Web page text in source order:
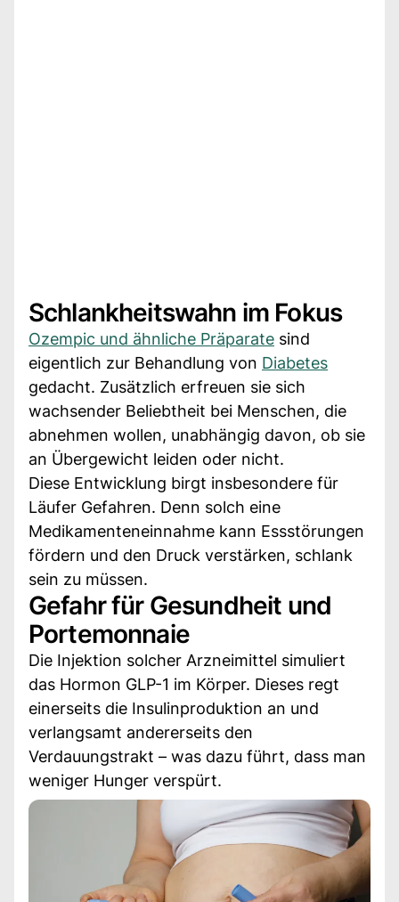
Schlankheitswahn im Fokus
Ozempic und ähnliche Präparate sind
eigentlich zur Behandlung von Diabetes
gedacht. Zusätzlich erfreuen sie sich
wachsender Beliebtheit bei Menschen, die
abnehmen wollen, unabhängig davon, ob sie
an Übergewicht leiden oder nicht.
Diese Entwicklung birgt insbesondere für
Läufer Gefahren. Denn solch eine
Medikamenteneinnahme kann Essstörungen
fördern und den Druck verstärken, schlank
sein zu müssen.
Gefahr für Gesundheit und
Portemonnaie
Die Injektion solcher Arzneimittel simuliert
das Hormon GLP-1 im Körper. Dieses regt
einerseits die Insulinproduktion an und
verlangsamt andererseits den
Verdauungstrakt – was dazu führt, dass man
weniger Hunger verspürt.